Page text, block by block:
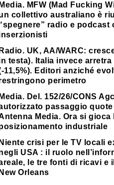
Media. MFW (Mad Fucking
collettivo australiano è
radio e podcast
Radio. UK, AA/WARC:
testa). Italia invece
11,5%). Editori anziché
perimetro
Media. Del. 152/26/CONS
passaggio quote
Media. Ora si gioca
industriale
Niente crisi per le TV locali
USA : il ruolo
le tre fonti di ricavi e
New Orleans